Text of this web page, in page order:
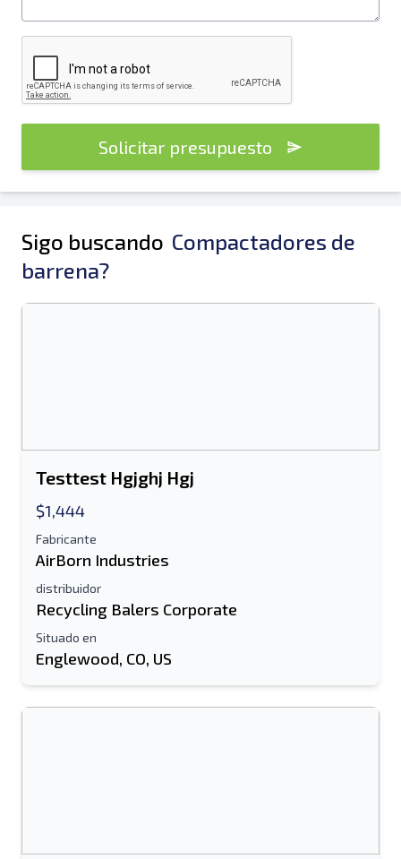
Solicitar presupuesto
Sigo buscando Compactadores de
barrena?
Testtest Hgjghj Hgj
$1,444
Fabricante
AirBorn Industries
distribuidor
Recycling Balers Corporate
Situado en
Englewood, CO, US
Enviar a un amigo
Se requiere el campo de dirección de